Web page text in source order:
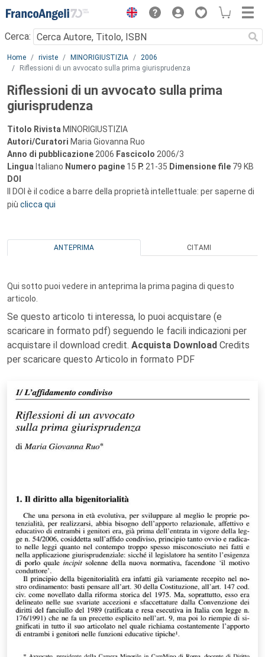
Menu
Cerca:
Main content
Home riviste MINORIGIUSTIZIA
2006
Riflessioni di un avvocato sulla prima giurisprudenza
Riflessioni di un avvocato sulla prima
giurisprudenza
Titolo Rivista MINORIGIUSTIZIA
Autori/Curatori Maria Giovanna Ruo
Anno di pubblicazione 2006 Fascicolo 2006/3
Lingua Italiano Numero pagine 15 P. 21-35 Dimensione file 79 KB
DOI
Il DOI è il codice a barre della proprietà intellettuale: per saperne di
più clicca qui
ANTEPRIMA CITAMI
Qui sotto puoi vedere in anteprima la prima pagina di questo
articolo.
Se questo articolo ti interessa, lo puoi acquistare (e
scaricare in formato pdf) seguendo le facili indicazioni per
acquistare il download credit. Acquista Download Credits
per scaricare questo Articolo in formato PDF